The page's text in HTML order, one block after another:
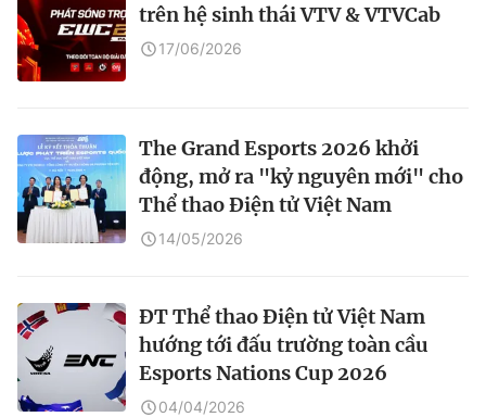
trên hệ sinh thái VTV & VTVCab
17/06/2026
The Grand Esports 2026 khởi
động, mở ra "kỷ nguyên mới" cho
Thể thao Điện tử Việt Nam
14/05/2026
ĐT Thể thao Điện tử Việt Nam
hướng tới đấu trường toàn cầu
Esports Nations Cup 2026
04/04/2026